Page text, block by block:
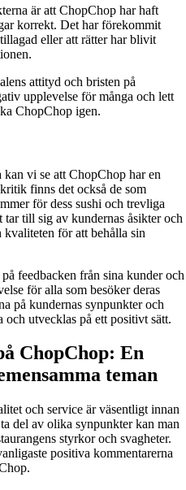
är att ChopChop har haft
korrekt. Det har förekommit
eller att rätter har blivit
attityd och bristen på
upplevelse för många och lett
ChopChop igen.
vi se att ChopChop har en
finns det också de som
för dess sushi och trevliga
till sig av kundernas åsikter och
kvaliteten för att behålla sin
feedbacken från sina kunder och
för alla som besöker deras
på kundernas synpunkter och
och utvecklas på ett positivt sätt.
ChopChop: En
teman
och service är väsentligt innan
del av olika synpunkter kan man
styrkor och svagheter.
positiva kommentarerna